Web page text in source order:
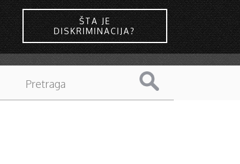
ŠTA JE
DISKRIMINACIJA?